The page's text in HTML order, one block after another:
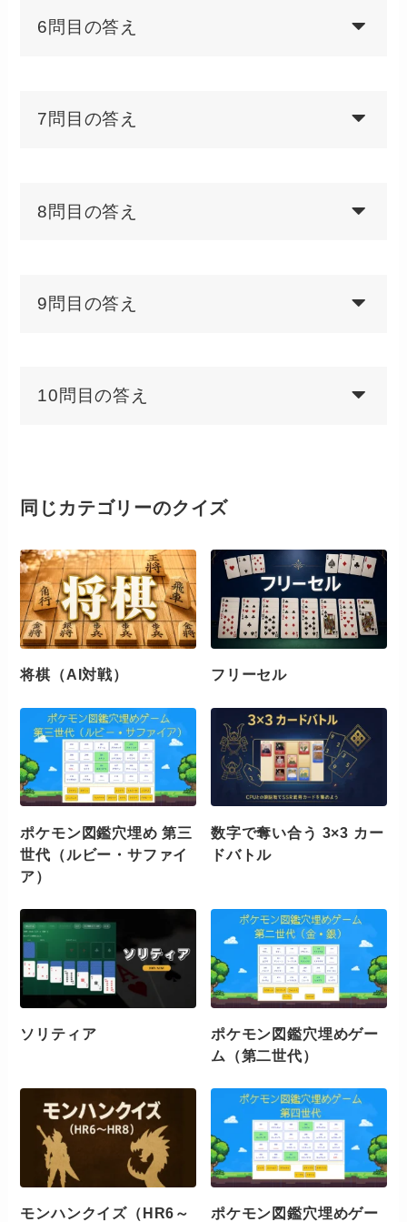
6問目の答え
7問目の答え
8問目の答え
9問目の答え
10問目の答え
同じカテゴリーのクイズ
将棋（AI対戦） フリーセル
ポケモン図鑑穴埋め 第三
世代（ルビー・サファイ
ア）
数字で奪い合う 3×3 カー
ドバトル
ソリティア
ポケモン図鑑穴埋めゲー
ム（第二世代）
モンハンクイズ（HR6～
ポケモン図鑑穴埋めゲー